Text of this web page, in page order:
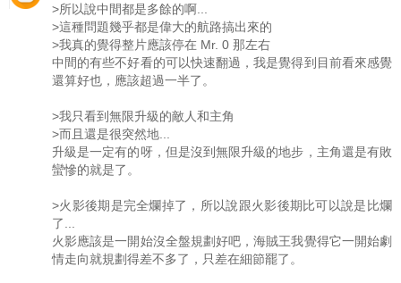
>所以說中間都是多餘的啊...
>這種問題幾乎都是偉大的航路搞出來的
>我真的覺得整片應該停在 Mr. 0 那左右
中間的有些不好看的可以快速翻過，我是覺得到目前看來感覺
還算好也，應該超過一半了。
>我只看到無限升級的敵人和主角
>而且還是很突然地...
升級是一定有的呀，但是沒到無限升級的地步，主角還是有敗
蠻慘的就是了。
>火影後期是完全爛掉了，所以說跟火影後期比可以說是比爛
了...
火影應該是一開始沒全盤規劃好吧，海賊王我覺得它一開始劇
情走向就規劃得差不多了，只差在細節罷了。